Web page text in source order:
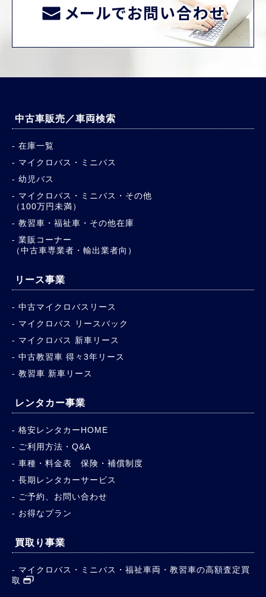
メールでお問い合わせ
中古車販売／車両検索
在庫一覧
マイクロバス・ミニバス
幼児バス
マイクロバス・ミニバス・その他
（100万円未満）
教習車・福祉車・その他在庫
業販コーナー
（中古車専業者・輸出業者向）
リース事業
中古マイクロバスリース
マイクロバス リースバック
マイクロバス 新車リース
中古教習車 得々3年リース
教習車 新車リース
レンタカー事業
格安レンタカーHOME
ご利用方法・Q&A
車種・料金表 保険・補償制度
長期レンタカーサービス
ご予約、お問い合わせ
お得なプラン
買取り事業
マイクロバス・ミニバス・福祉車両・教習車の高額査定買
取